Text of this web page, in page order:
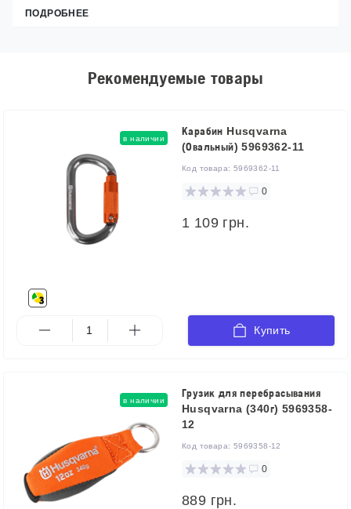
ПОДРОБНЕЕ
Рекомендуемые товары
в наличии
Карабин Husqvarna
(Овальный) 5969362-11
Код товара: 5969362-11
0
1 109 грн.
Купить
в наличии
Грузик для перебрасывания
Husqvarna (340г) 5969358-
12
Код товара: 5969358-12
0
889 грн.